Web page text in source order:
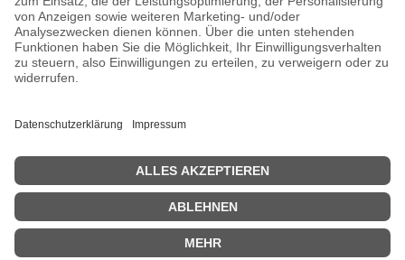
getestet habe oder die ich guten Gewissens
vertreten kann.
Danke, dass du mein Klemmbaustein-Herz unterstützt!
Impressum Datenschutzerklärung